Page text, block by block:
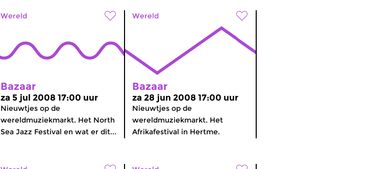
Wereld
Bazaar
za 5 jul 2008 17:00 uur
Nieuwtjes op de
wereldmuziekmarkt. Het North
Sea Jazz Festival en wat er dit...
Wereld
Bazaar
za 28 jun 2008 17:00 uur
Nieuwtjes op de
wereldmuziekmarkt. Het
Afrikafestival in Hertme.